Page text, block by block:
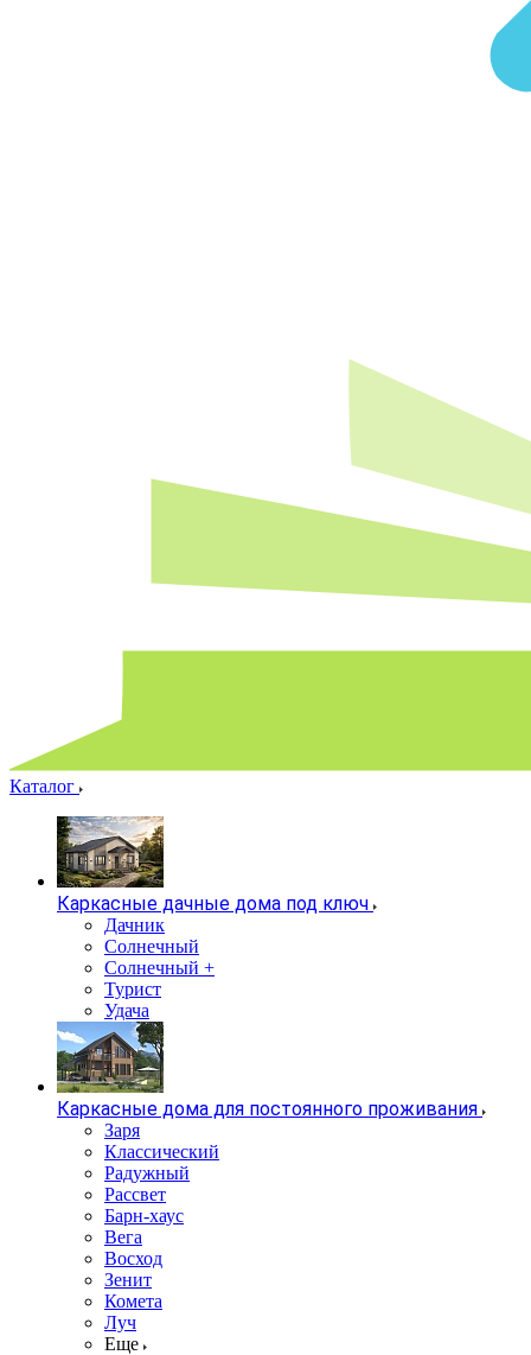
Каталог
Каркасные дачные дома под ключ
Дачник
Солнечный
Солнечный +
Турист
Удача
Каркасные дома для постоянного проживания
Заря
Классический
Радужный
Рассвет
Барн-хаус
Вега
Восход
Зенит
Комета
Луч
Еще